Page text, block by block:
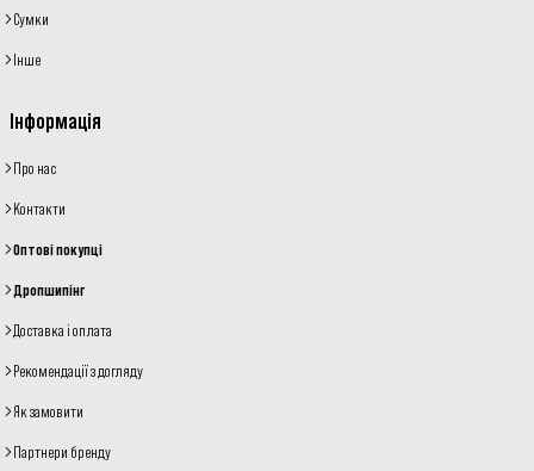
Сумки
Інше
Інформація
Про нас
Контакти
Оптові покупці
Дропшипінг
Доставка і оплата
Рекомендації з догляду
Як замовити
Партнери бренду